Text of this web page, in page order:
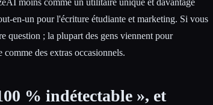
en-un pour l'écriture étudiante et marketing. Si vous
question ; la plupart des gens viennent pour
des extras occasionnels.
% indétectable », et